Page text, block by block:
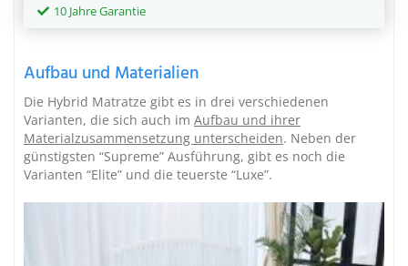
10 Jahre Garantie
Aufbau und Materialien
Die Hybrid Matratze gibt es in drei verschiedenen
Varianten, die sich auch im Aufbau und ihrer
Materialzusammensetzung unterscheiden. Neben der
günstigsten “Supreme” Ausführung, gibt es noch die
Varianten “Elite” und die teuerste “Luxe”.